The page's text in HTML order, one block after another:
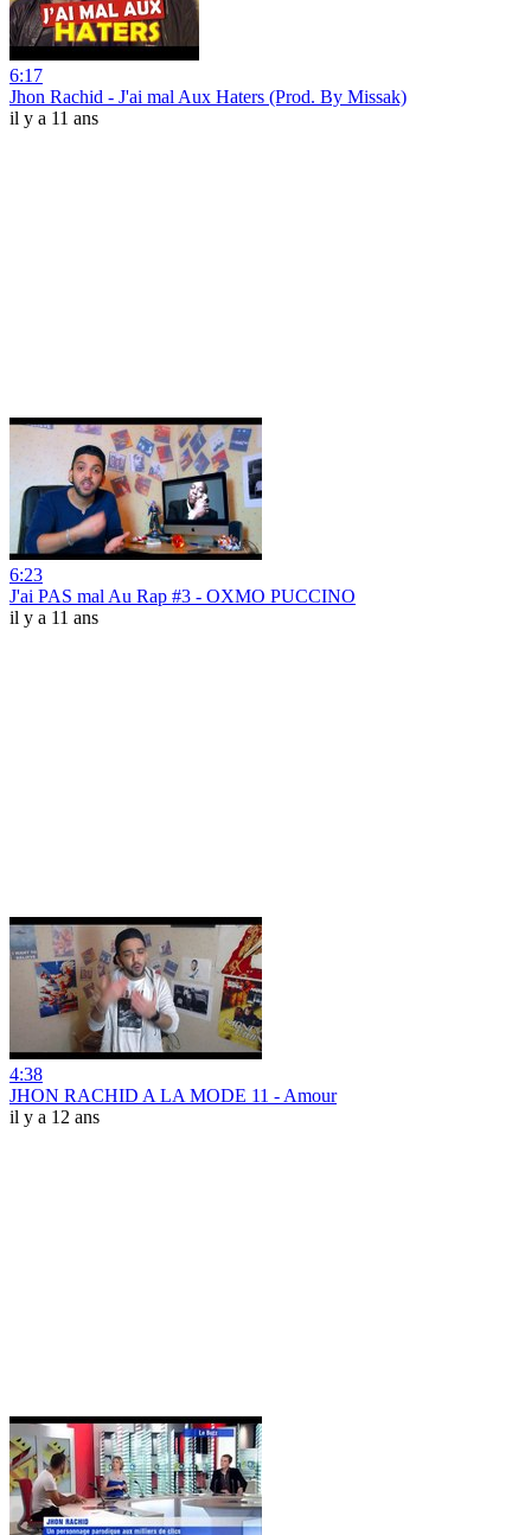
6:17
Jhon Rachid - J'ai mal Aux Haters (Prod. By Missak)
il y a 11 ans
6:23
J'ai PAS mal Au Rap #3 - OXMO PUCCINO
il y a 11 ans
4:38
JHON RACHID A LA MODE 11 - Amour
il y a 12 ans